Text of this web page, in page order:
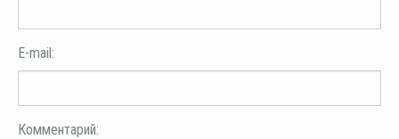
E-mail:
Комментарий: